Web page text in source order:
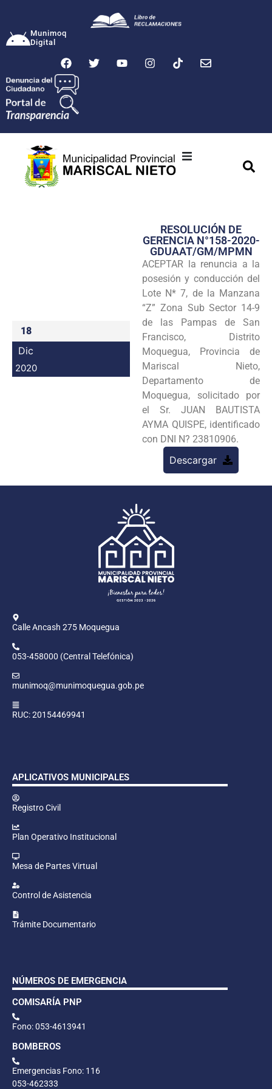
Munimoq
Digital
Transparencia
Seguridad
Programas
Intranet
18
Dic
2020
RESOLUCIÓN DE
GERENCIA N°158-2020-
GDUAAT/GM/MPMN
ACEPTAR la renuncia a la
posesión y conducción del
Lote N* 7, de la Manzana
“Z” Zona Sub Sector 14-9
de las Pampas de San
Francisco, Distrito
Moquegua, Provincia de
Mariscal Nieto,
Departamento de
Moquegua, solicitado por
el Sr. JUAN BAUTISTA
AYMA QUISPE, identificado
con DNI N? 23810906.
Descargar
Calle Ancash 275 Moquegua
053-458000 (Central Telefónica)
munimoq@munimoquegua.gob.pe
RUC: 20154469941
APLICATIVOS MUNICIPALES
Registro Civil
Plan Operativo Institucional
Mesa de Partes Virtual
Control de Asistencia
Trámite Documentario
NÚMEROS DE EMERGENCIA
COMISARÍA PNP
Fono: 053-4613941
BOMBEROS
Emergencias Fono: 116
053-462333